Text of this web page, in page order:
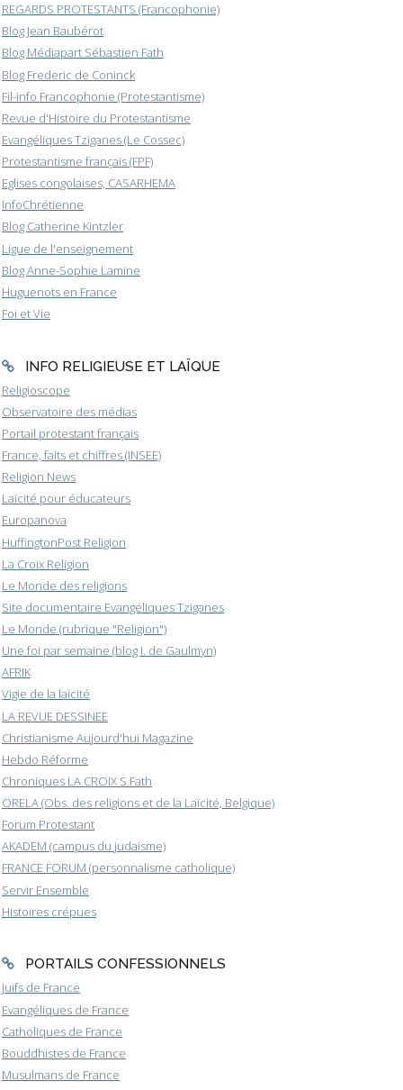
REGARDS PROTESTANTS (Francophonie)
Blog Jean Baubérot
Blog Médiapart Sébastien Fath
Blog Frederic de Coninck
Fil-info Francophonie (Protestantisme)
Revue d'Histoire du Protestantisme
Evangéliques Tziganes (Le Cossec)
Protestantisme français (FPF)
Eglises congolaises, CASARHEMA
InfoChrétienne
Blog Catherine Kintzler
Ligue de l'enseignement
Blog Anne-Sophie Lamine
Huguenots en France
Foi et Vie
INFO RELIGIEUSE ET LAÏQUE
Religioscope
Observatoire des médias
Portail protestant français
France, faits et chiffres (INSEE)
Religion News
Laïcité pour éducateurs
Europanova
HuffingtonPost Religion
La Croix Religion
Le Monde des religions
Site documentaire Evangéliques Tziganes
Le Monde (rubrique "Religion")
Une foi par semaine (blog I. de Gaulmyn)
AFRIK
Vigie de la laïcité
LA REVUE DESSINEE
Christianisme Aujourd'hui Magazine
Hebdo Réforme
Chroniques LA CROIX S.Fath
ORELA (Obs. des religions et de la Laïcité, Belgique)
Forum Protestant
AKADEM (campus du judaïsme)
FRANCE FORUM (personnalisme catholique)
Servir Ensemble
Histoires crépues
PORTAILS CONFESSIONNELS
Juifs de France
Evangéliques de France
Catholiques de France
Bouddhistes de France
Musulmans de France